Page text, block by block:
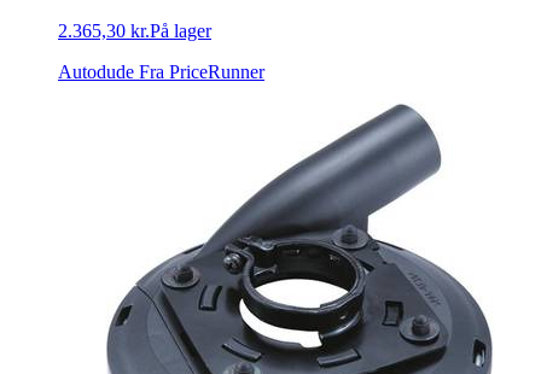
2.365,30 kr.På lager
Autodude Fra PriceRunner